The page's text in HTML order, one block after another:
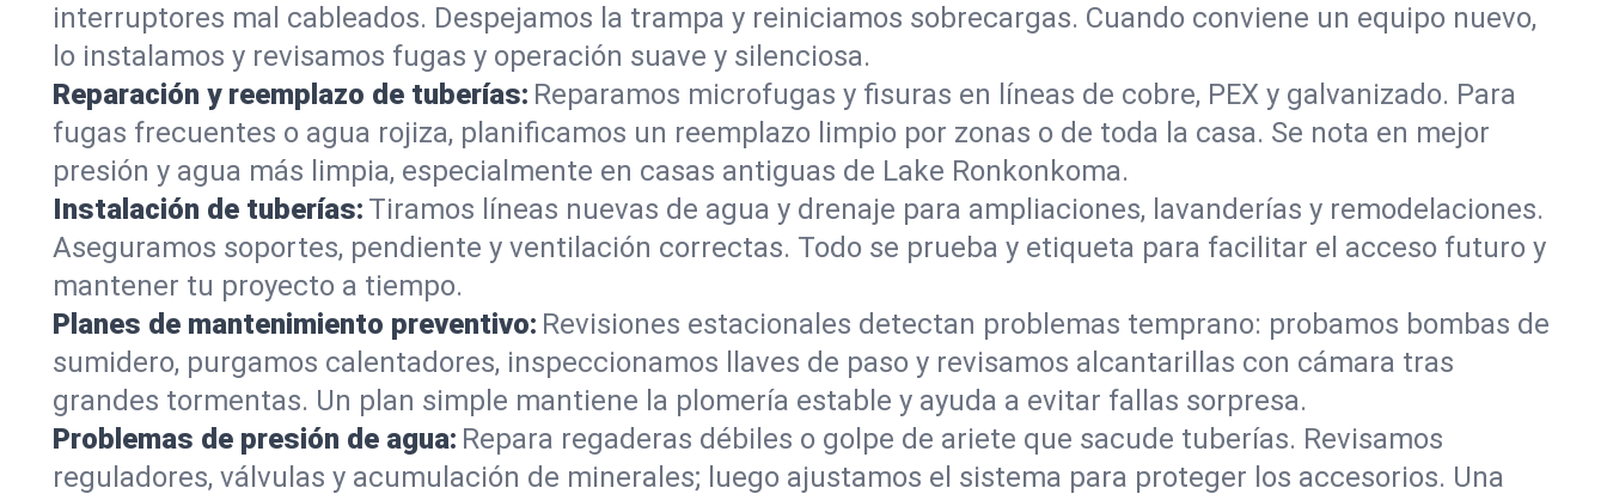
interruptores mal cableados. Despejamos la trampa y reiniciamos sobrecargas. Cuando conviene un equipo nuevo,
lo instalamos y revisamos fugas y operación suave y silenciosa.
Reparación y reemplazo de tuberías: Reparamos microfugas y fisuras en líneas de cobre, PEX y galvanizado. Para
fugas frecuentes o agua rojiza, planificamos un reemplazo limpio por zonas o de toda la casa. Se nota en mejor
presión y agua más limpia, especialmente en casas antiguas de Lake Ronkonkoma.
Instalación de tuberías: Tiramos líneas nuevas de agua y drenaje para ampliaciones, lavanderías y remodelaciones.
Aseguramos soportes, pendiente y ventilación correctas. Todo se prueba y etiqueta para facilitar el acceso futuro y
mantener tu proyecto a tiempo.
Planes de mantenimiento preventivo: Revisiones estacionales detectan problemas temprano: probamos bombas de
sumidero, purgamos calentadores, inspeccionamos llaves de paso y revisamos alcantarillas con cámara tras
grandes tormentas. Un plan simple mantiene la plomería estable y ayuda a evitar fallas sorpresa.
Problemas de presión de agua: Repara regaderas débiles o golpe de ariete que sacude tuberías. Revisamos
reguladores, válvulas y acumulación de minerales; luego ajustamos el sistema para proteger los accesorios. Una